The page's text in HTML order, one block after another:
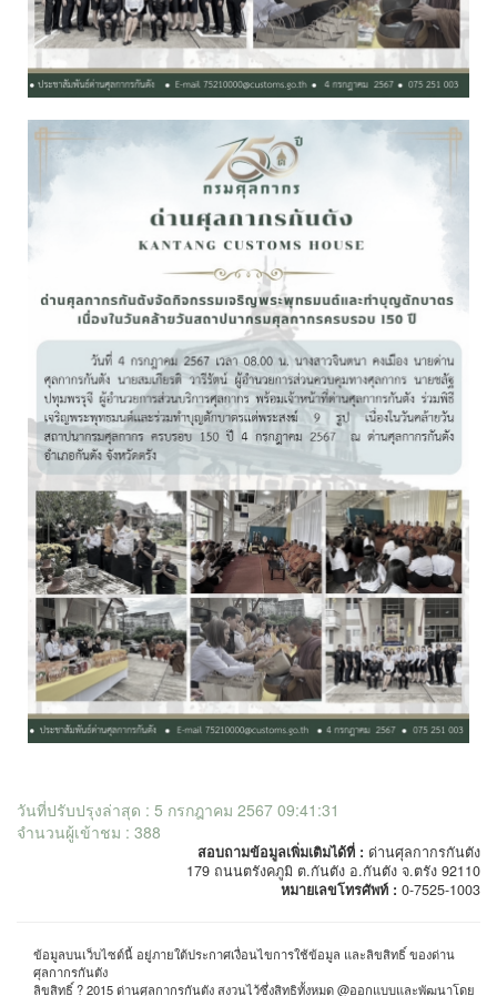
วันที่ปรับปรุงล่าสุด : 5 กรกฎาคม 2567 09:41:31
จำนวนผู้เข้าชม : 388
สอบถามข้อมูลเพิ่มเติมได้ที่ : ด่านศุลกากรกันตัง
179 ถนนตรังคภูมิ ต.กันตัง อ.กันตัง จ.ตรัง 92110
หมายเลขโทรศัพท์ : 0-7525-1003
ข้อมูลบนเว็บไซต์นี้ อยู่ภายใต้ประกาศเงื่อนไขการใช้ข้อมูล และลิขสิทธิ์ ของด่าน
ศุลกากรกันตัง
ลิขสิทธิ์ ? 2015 ด่านศุลกากรกันตัง สงวนไว้ซึ่งสิทธิทั้งหมด @ออกแบบและพัฒนาโดย